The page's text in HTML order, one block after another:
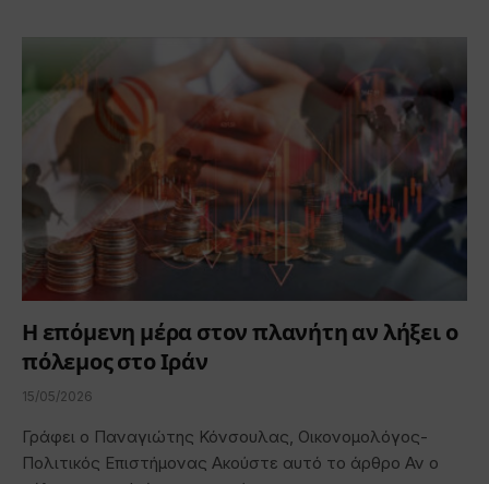
Η επόμενη μέρα στον πλανήτη αν λήξει ο
πόλεμος στο Ιράν
15/05/2026
Γράφει ο Παναγιώτης Κόνσουλας, Οικονομολόγος-
Πολιτικός Επιστήμονας Ακούστε αυτό το άρθρο Αν ο